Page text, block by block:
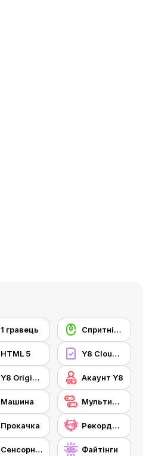
1 гравець Cпритність миші
HTML 5 Y8 Cloud Save
Y8 Originals Акаунт Y8
Машина Мультиплеєр
Прокачка Рекорди Y8
Сенсорний екран Файтінги